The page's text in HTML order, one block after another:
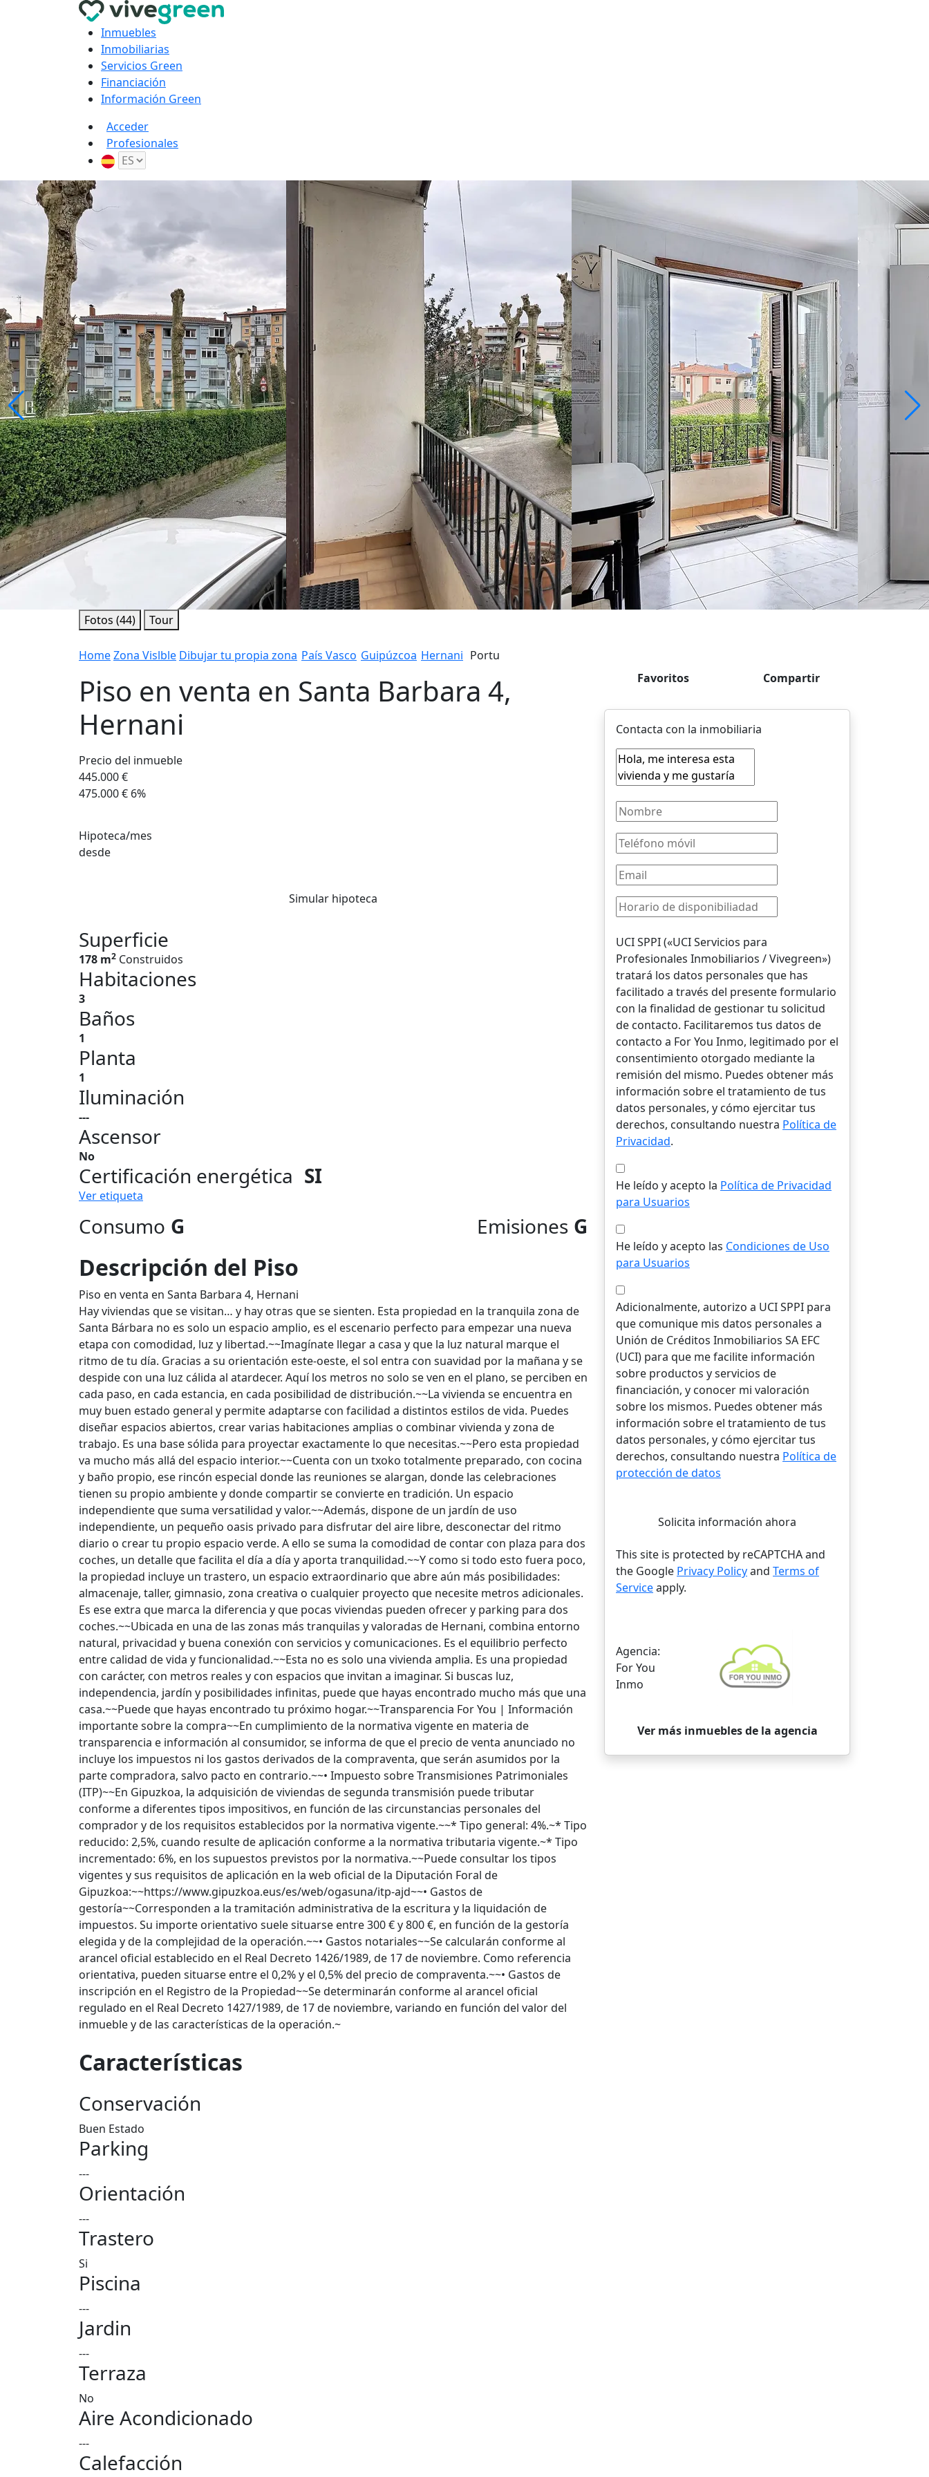
Inmuebles
Inmobiliarias
Servicios Green
Financiación
Información Green
Acceder
Profesionales
Fotos (44) Tour
HomeZona Vislble Dibujar tu propia zona País Vasco Guipúzcoa Hernani Portu
Piso en venta en Santa Barbara 4,
Hernani
Precio del inmueble
445.000 €
475.000 € 6%
Hipoteca/mes
desde
Simular hipoteca
Superficie
178 m2 Construidos
Habitaciones
3
Baños
1
Planta
1
Iluminación
---
Ascensor
No
Certificación energética SI
Ver etiqueta
Consumo G Emisiones G
Descripción del Piso
Piso en venta en Santa Barbara 4, Hernani
Hay viviendas que se visitan… y hay otras que se sienten. Esta propiedad en la tranquila zona de
Santa Bárbara no es solo un espacio amplio, es el escenario perfecto para empezar una nueva
etapa con comodidad, luz y libertad.~~Imagínate llegar a casa y que la luz natural marque el
ritmo de tu día. Gracias a su orientación este-oeste, el sol entra con suavidad por la mañana y se
despide con una luz cálida al atardecer. Aquí los metros no solo se ven en el plano, se perciben en
cada paso, en cada estancia, en cada posibilidad de distribución.~~La vivienda se encuentra en
muy buen estado general y permite adaptarse con facilidad a distintos estilos de vida. Puedes
diseñar espacios abiertos, crear varias habitaciones amplias o combinar vivienda y zona de
trabajo. Es una base sólida para proyectar exactamente lo que necesitas.~~Pero esta propiedad
va mucho más allá del espacio interior.~~Cuenta con un txoko totalmente preparado, con cocina
y baño propio, ese rincón especial donde las reuniones se alargan, donde las celebraciones
tienen su propio ambiente y donde compartir se convierte en tradición. Un espacio
independiente que suma versatilidad y valor.~~Además, dispone de un jardín de uso
independiente, un pequeño oasis privado para disfrutar del aire libre, desconectar del ritmo
diario o crear tu propio espacio verde. A ello se suma la comodidad de contar con plaza para dos
coches, un detalle que facilita el día a día y aporta tranquilidad.~~Y como si todo esto fuera poco,
la propiedad incluye un trastero, un espacio extraordinario que abre aún más posibilidades:
almacenaje, taller, gimnasio, zona creativa o cualquier proyecto que necesite metros adicionales.
Es ese extra que marca la diferencia y que pocas viviendas pueden ofrecer y parking para dos
coches.~~Ubicada en una de las zonas más tranquilas y valoradas de Hernani, combina entorno
natural, privacidad y buena conexión con servicios y comunicaciones. Es el equilibrio perfecto
entre calidad de vida y funcionalidad.~~Esta no es solo una vivienda amplia. Es una propiedad
con carácter, con metros reales y con espacios que invitan a imaginar. Si buscas luz,
independencia, jardín y posibilidades infinitas, puede que hayas encontrado mucho más que una
casa.~~Puede que hayas encontrado tu próximo hogar.~~Transparencia For You | Información
importante sobre la compra~~En cumplimiento de la normativa vigente en materia de
transparencia e información al consumidor, se informa de que el precio de venta anunciado no
incluye los impuestos ni los gastos derivados de la compraventa, que serán asumidos por la
parte compradora, salvo pacto en contrario.~~• Impuesto sobre Transmisiones Patrimoniales
(ITP)~~En Gipuzkoa, la adquisición de viviendas de segunda transmisión puede tributar
conforme a diferentes tipos impositivos, en función de las circunstancias personales del
comprador y de los requisitos establecidos por la normativa vigente.~~* Tipo general: 4%.~* Tipo
reducido: 2,5%, cuando resulte de aplicación conforme a la normativa tributaria vigente.~* Tipo
incrementado: 6%, en los supuestos previstos por la normativa.~~Puede consultar los tipos
vigentes y sus requisitos de aplicación en la web oficial de la Diputación Foral de
Gipuzkoa:~~https://www.gipuzkoa.eus/es/web/ogasuna/itp-ajd~~• Gastos de
gestoría~~Corresponden a la tramitación administrativa de la escritura y la liquidación de
impuestos. Su importe orientativo suele situarse entre 300 € y 800 €, en función de la gestoría
elegida y de la complejidad de la operación.~~• Gastos notariales~~Se calcularán conforme al
arancel oficial establecido en el Real Decreto 1426/1989, de 17 de noviembre. Como referencia
orientativa, pueden situarse entre el 0,2% y el 0,5% del precio de compraventa.~~• Gastos de
inscripción en el Registro de la Propiedad~~Se determinarán conforme al arancel oficial
regulado en el Real Decreto 1427/1989, de 17 de noviembre, variando en función del valor del
inmueble y de las características de la operación.~
Características
Conservación
Buen Estado
Parking
---
Orientación
---
Trastero
Si
Piscina
---
Jardin
---
Terraza
No
Aire Acondicionado
---
Calefacción
Favoritos Compartir
Contacta con la inmobiliaria
UCI SPPI («UCI Servicios para
Profesionales Inmobiliarios / Vivegreen»)
tratará los datos personales que has
facilitado a través del presente formulario
con la finalidad de gestionar tu solicitud
de contacto. Facilitaremos tus datos de
contacto a For You Inmo, legitimado por el
consentimiento otorgado mediante la
remisión del mismo. Puedes obtener más
información sobre el tratamiento de tus
datos personales, y cómo ejercitar tus
derechos, consultando nuestra Política de
Privacidad.
He leído y acepto la Política de Privacidad
para Usuarios
He leído y acepto las Condiciones de Uso
para Usuarios
Adicionalmente, autorizo a UCI SPPI para
que comunique mis datos personales a
Unión de Créditos Inmobiliarios SA EFC
(UCI) para que me facilite información
sobre productos y servicios de
financiación, y conocer mi valoración
sobre los mismos. Puedes obtener más
información sobre el tratamiento de tus
datos personales, y cómo ejercitar tus
derechos, consultando nuestra Política de
protección de datos
Solicita información ahora
This site is protected by reCAPTCHA and
the Google Privacy Policyand Terms of
Serviceapply.
Agencia:
For You
Inmo
Ver más inmuebles de la agencia